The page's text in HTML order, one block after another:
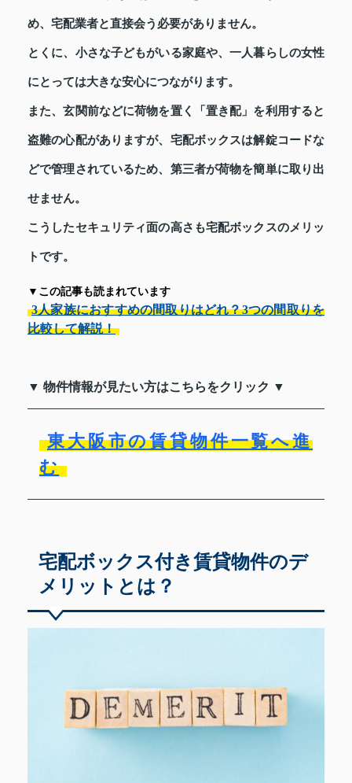
め、宅配業者と直接会う必要がありません。
とくに、小さな子どもがいる家庭や、一人暮らしの女性
にとっては大きな安心につながります。
また、玄関前などに荷物を置く「置き配」を利用すると
盗難の心配がありますが、宅配ボックスは解錠コードな
どで管理されているため、第三者が荷物を簡単に取り出
せません。
こうしたセキュリティ面の高さも宅配ボックスのメリッ
トです。
▼この記事も読まれています
3人家族におすすめの間取りはどれ？3つの間取りを
比較して解説！
▼ 物件情報が見たい方はこちらをクリック ▼
東大阪市の賃貸物件一覧へ進
む
宅配ボックス付き賃貸物件のデ
メリットとは？